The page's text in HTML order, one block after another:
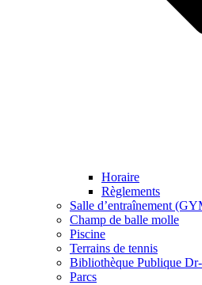
Horaire
Règlements
Salle d’entraînement
Champ de balle molle
Piscine
Terrains de tennis
Bibliothèque Publique
Parcs